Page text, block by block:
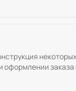
оформлении